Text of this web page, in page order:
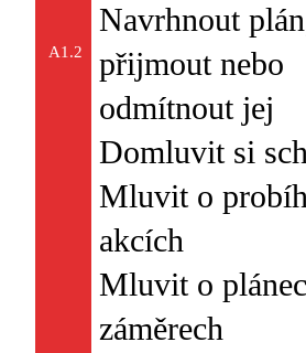
A1.2
Navrhnout
přijmout nebo
odmítnout jej
Domluvit si
Mluvit o
akcích
Mluvit o
záměrech